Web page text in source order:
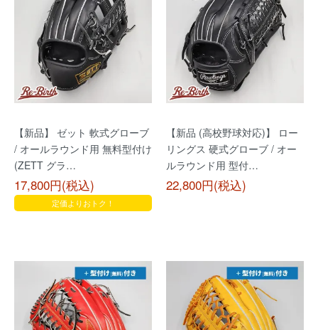
【新品】 ゼット 軟式グローブ
/ オールラウンド用 無料型付け
(ZETT グラ…
17,800円(税込)
定価よりおトク！
【新品 (高校野球対応)】 ロー
リングス 硬式グローブ / オー
ルラウンド用 型付…
22,800円(税込)